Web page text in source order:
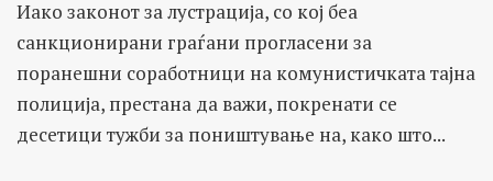
Иако законот за лустрација, со кој беа
санкционирани граѓани прогласени за
поранешни соработници на комунистичката тајна
полиција, престана да важи, покренати се
десетици тужби за поништување на, како што...